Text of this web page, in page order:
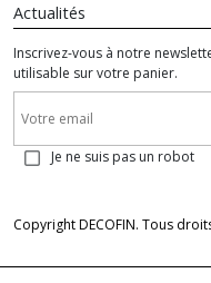
Actualités
Inscrivez-vous à notre
utilisable sur votre panier.
Je ne suis pas un robot
Copyright DECOFIN. Tous